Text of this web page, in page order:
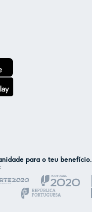
para o teu benefício.